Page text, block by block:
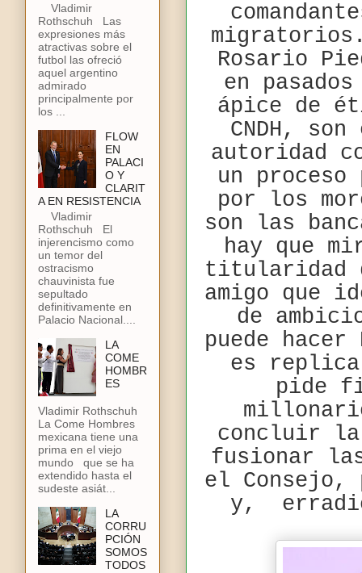
Rosario
en
ápice de
CNDH,
autoridad
un proceso
por los
son las
hay que
titularidad
amigo que
de
puede hacer
es
pide
concluir la
fusionar
el Consejo,
y,
Vladimir
Rothschuh Las
expresiones más
atractivas sobre el
futbol las ofreció
aquel argentino
admirado
principalmente por
los ...
FLOW
EN
PALACI
O Y
CLARIT
A EN RESISTENCIA
Vladimir
Rothschuh El
injerencismo como
un temor del
ostracismo
chauvinista fue
sepultado
definitivamente en
Palacio Nacional....
LA
COME
HOMBR
ES
Vladimir Rothschuh
La Come Hombres
mexicana tiene una
prima en el viejo
mundo que se ha
extendido hasta el
sudeste asiát...
LA
CORRU
PCIÓN
SOMOS
TODOS